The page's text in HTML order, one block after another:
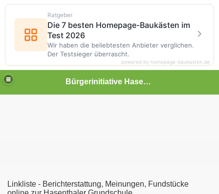
Bürgerinitiative Hasenthal
Linkliste - Berichterstattung, Meinungen, Fundstücke
Ratgeber
Die 7 besten Homepage-Baukästen im
Test 2026
Wir haben die beliebtesten Anbieter verglichen.
Der Testsieger überrascht.
powered by homepage-baukasten.de